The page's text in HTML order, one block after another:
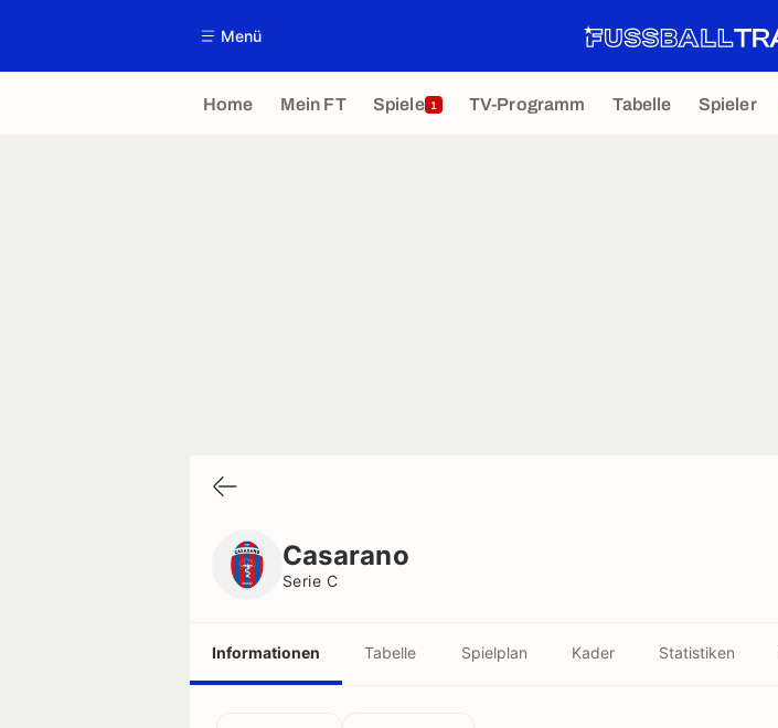
Menü
Home Mein FT Spiele 1 TV-Programm Tabelle Spieler
Casarano
Serie C
Informationen Tabelle Spielplan Kader Statistiken